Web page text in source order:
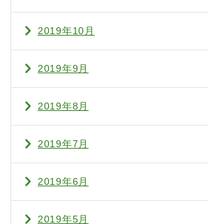
2019年10月
2019年9月
2019年8月
2019年7月
2019年6月
2019年5月